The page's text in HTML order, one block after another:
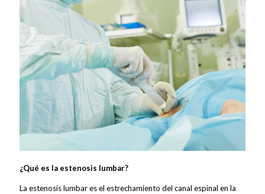
¿Qué es la estenosis lumbar?
La estenosis lumbar es el estrechamiento del canal espinal en la